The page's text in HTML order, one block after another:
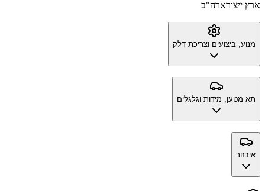
ארץ ייצורארה"ב
מנוע, ביצועים וצריכת דלק
תא מטען, מידות וגלגלים
איבזור